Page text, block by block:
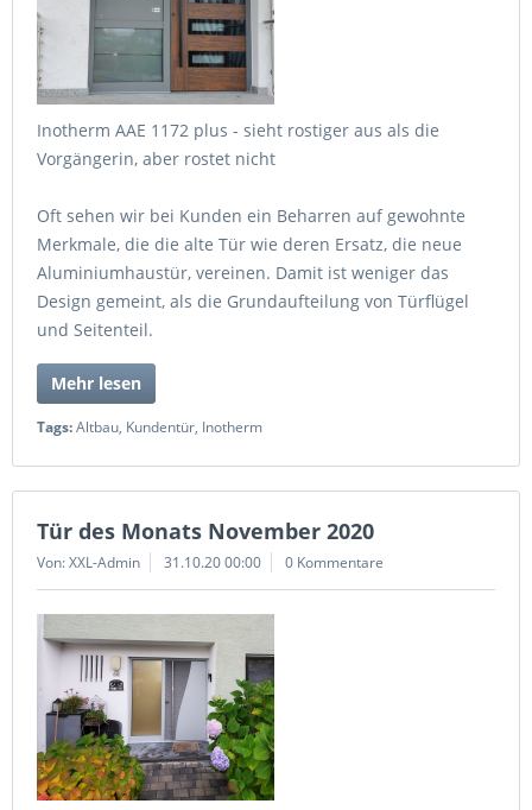
Inotherm AAE 1172 plus - sieht rostiger aus als die
Vorgängerin, aber rostet nicht
Oft sehen wir bei Kunden ein Beharren auf gewohnte
Merkmale, die die alte Tür wie deren Ersatz, die neue
Aluminiumhaustür, vereinen. Damit ist weniger das
Design gemeint, als die Grundaufteilung von Türflügel
und Seitenteil.
Mehr lesen
Tags:Altbau, Kundentür, Inotherm
Tür des Monats November 2020
Von: XXL-Admin 31.10.20 00:00 0 Kommentare